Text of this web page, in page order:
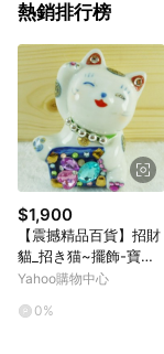
熱銷排行榜
$1,900
【震撼精品百貨】招財
貓_招き猫~擺飾-寶石
【共1款】
Yahoo購物中心
0%